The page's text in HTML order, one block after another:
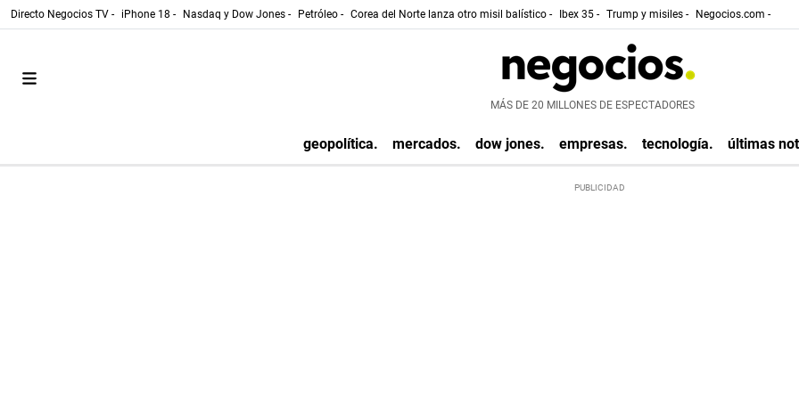
Directo Negocios TV - iPhone 18 - Nasdaq y Dow Jones - Petróleo - Corea del Norte lanza otro misil balístico - Ibex 35 - Trump y misiles - Negocios.com -
MÁS DE 20 MILLONES DE ESPECTADORES
geopolítica. mercados. dow jones. empresas. tecnología. últimas